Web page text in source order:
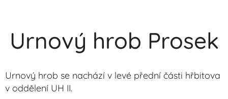
Urnový hrob Prosek
Urnový hrob se nachází v levé přední části hřbitova
v oddělení UH II.